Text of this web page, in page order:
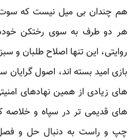
هم چندان بی میل نیست که سوت
هر دو طرف به سوی رختکن
روایتی، این تنها اصلاح طلبان و
بازی امید بسته اند، اصول
های زیادی از همین نهادهای
های قدیمی تر در سپاه و خلاصه
چپ و راست به دنبال حل و فصل